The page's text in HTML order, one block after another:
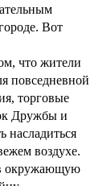
Вот
что жители
повседневной
торговые
Дружбы и
насладиться
воздухе.
окружающую